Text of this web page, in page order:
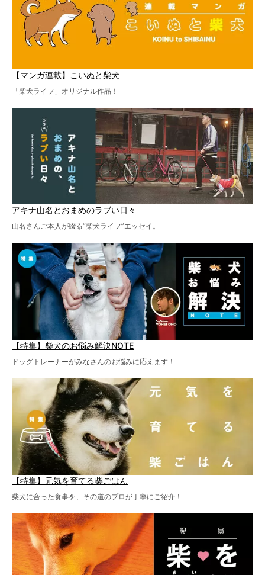
【マンガ連載】こいぬと柴犬
「柴犬ライフ」オリジナル作品！
アキナ山名とおまめのラブい日々
山名さんご本人が綴る“柴犬ライフ”エッセイ。
【特集】柴犬のお悩み解決NOTE
ドッグトレーナーがみなさんのお悩みに応えます！
【特集】元気を育てる柴ごはん
柴犬に合った食事を、その道のプロが丁寧にご紹介！